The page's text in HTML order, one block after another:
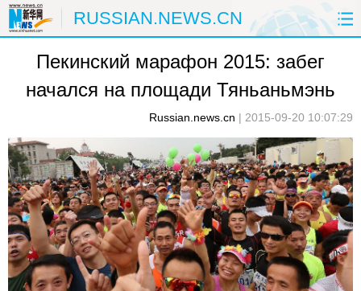
RUSSIAN.NEWS.CN
ГЛАВНАЯ КИТАЙ РФ И СНГ
В МИРЕ ЭКОНОМИКА ОБЩЕСТВО
НАУКА ПРИРОДА КУЛЬТУРА
СПОРТ ЗДОРОВЬЕ ФОТОЛЕНТЫ
СПЕЦТЕМЫ
Пекинский марафон 2015: забег
начался на площади Тяньаньмэнь
Russian.news.cn | 2015-09-20 10:07:29